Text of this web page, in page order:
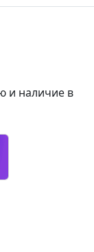
и наличие в